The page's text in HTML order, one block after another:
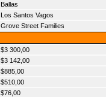
Ballas
Los Santos Vagos
Grove Street Families
$3 300,00
$3 142,00
$885,00
$510,00
$76,00